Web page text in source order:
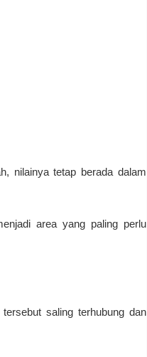
nilainya tetap berada dalam
area yang paling perlu
saling terhubung dan